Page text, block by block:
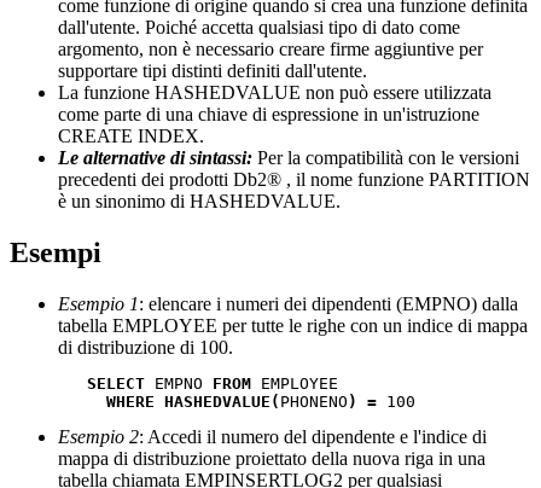
come funzione di origine quando si crea una funzione definita
dall'utente. Poiché accetta qualsiasi tipo di dato come
argomento, non è necessario creare firme aggiuntive per
supportare tipi distinti definiti dall'utente.
La funzione HASHEDVALUE non può essere utilizzata
come parte di una chiave di espressione in un'istruzione
CREATE INDEX.
Le alternative di sintassi: Per la compatibilità con le versioni
precedenti dei prodotti Db2® , il nome funzione PARTITION
è un sinonimo di HASHEDVALUE.
Esempi
Esempio 1: elencare i numeri dei dipendenti (EMPNO) dalla
tabella EMPLOYEE per tutte le righe con un indice di mappa
di distribuzione di 100.
SELECT EMPNO FROM EMPLOYEE
WHERE HASHEDVALUE( PHONENO ) = 100
Esempio 2: Accedi il numero del dipendente e l'indice di
mappa di distribuzione proiettato della nuova riga in una
tabella chiamata EMPINSERTLOG2 per qualsiasi